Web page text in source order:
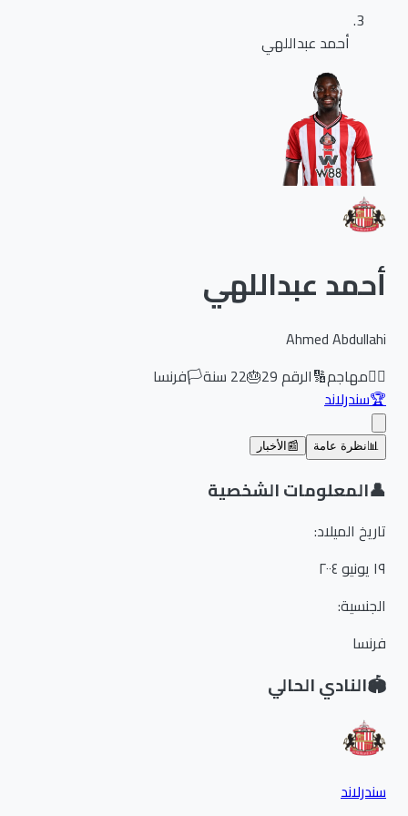
أحمد عبداللهي
أحمد عبداللهي
Ahmed Abdullahi
مهاجم🔢الرقم29
🎂
22سنة🏳️فرنسا
سندرلاند
نظرة عامة 📰 الأخبار
المعلومات الشخصية
تاريخ الميلاد:
الجنسية:
فرنسا
النادي الحالي
سندرلاند